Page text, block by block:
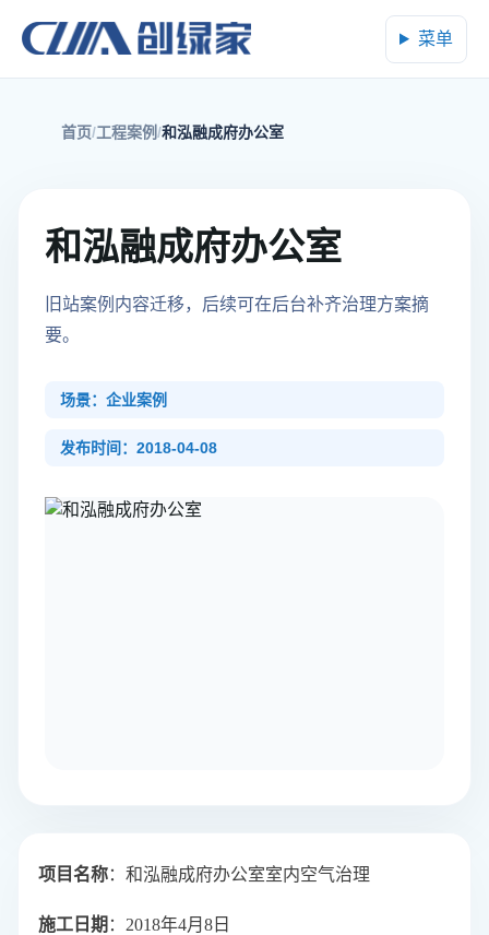
菜单
首页 工程案例 和泓融成府办公室
和泓融成府办公室
旧站案例内容迁移，后续可在后台补齐治理方案摘
要。
场景：企业案例
发布时间：2018-04-08
项目名称：和泓融成府办公室室内空气治理
施工日期 ：2018年4月8日